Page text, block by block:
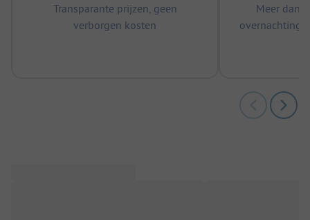
Transparante prijzen, geen
verborgen kosten
Meer dan